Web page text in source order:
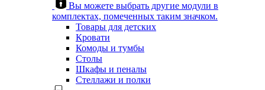
Вы можете выбрать другие модули в
комплектах, помеченных таким значком.
Товары для детских
Кровати
Комоды и тумбы
Столы
Шкафы и пеналы
Стеллажи и полки